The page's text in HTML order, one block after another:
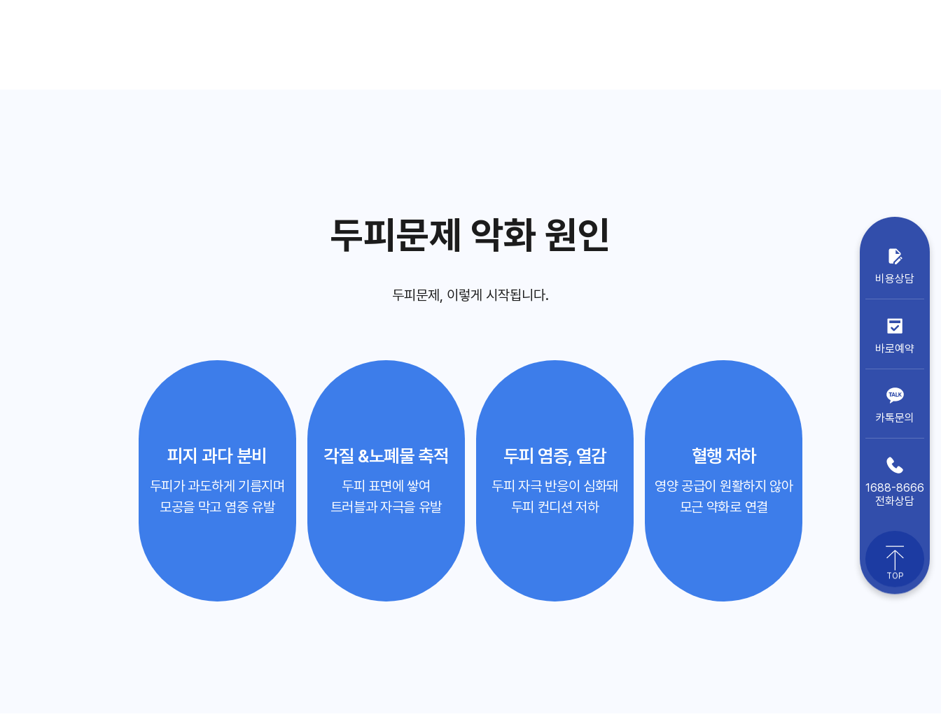
두피문제 악화 원인
두피문제, 이렇게 시작됩니다.
피지 과다 분비
두피가 과도하게 기름지며
모공을 막고 염증 유발
각질 &노폐물 축적
두피 표면에 쌓여
트러블과 자극을 유발
두피 염증, 열감
두피 자극 반응이 심화돼
두피 컨디션 저하
혈행 저하
영양 공급이 원활하지 않아
모근 약화로 연결
비용상담
바로예약
카톡문의
1688-8666
전화상담
TOP